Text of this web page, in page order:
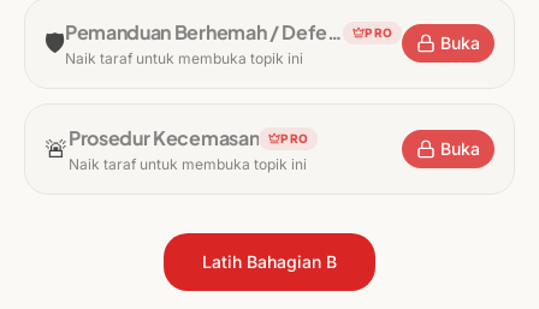
🛡️ Pemanduan Berhemah / Defensif PRO
Naik taraf untuk membuka topik ini
Buka
🚨Prosedur Kecemasan PRO
Naik taraf untuk membuka topik ini
Buka
Latih Bahagian B